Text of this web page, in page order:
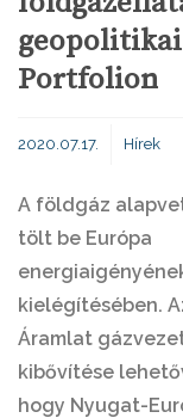
Portfolion
2020.07.17. Hírek
A földgáz
tölt be Európa
kielégítésében.
Áramlat
kibővítése
hogy Nyugat-